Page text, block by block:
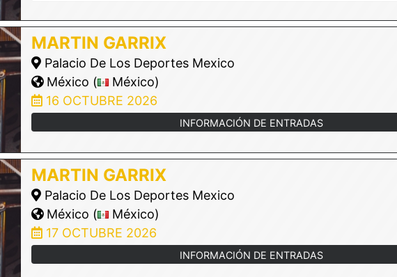
MARTIN GARRIX
Palacio De Los Deportes Mexico
México (
México)
16 OCTUBRE 2026
INFORMACIÓN DE ENTRADAS
MARTIN GARRIX
Palacio De Los Deportes Mexico
México (
México)
17 OCTUBRE 2026
INFORMACIÓN DE ENTRADAS